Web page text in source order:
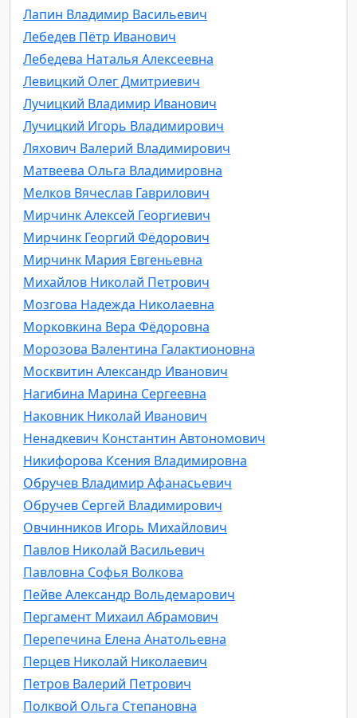
Лапин Владимир Васильевич
Лебедев Пётр Иванович
Лебедева Наталья Алексеевна
Левицкий Олег Дмитриевич
Лучицкий Владимир Иванович
Лучицкий Игорь Владимирович
Ляхович Валерий Владимирович
Матвеева Ольга Владимировна
Мелков Вячеслав Гаврилович
Мирчинк Алексей Георгиевич
Мирчинк Георгий Фёдорович
Мирчинк Мария Евгеньевна
Михайлов Николай Петрович
Мозгова Надежда Николаевна
Морковкина Вера Фёдоровна
Морозова Валентина Галактионовна
Москвитин Александр Иванович
Нагибина Марина Сергеевна
Наковник Николай Иванович
Ненадкевич Константин Автономович
Никифорова Ксения Владимировна
Обручев Владимир Афанасьевич
Обручев Сергей Владимирович
Овчинников Игорь Михайлович
Павлов Николай Васильевич
Павловна Софья Волкова
Пейве Александр Вольдемарович
Пергамент Михаил Абрамович
Перепечина Елена Анатольевна
Перцев Николай Николаевич
Петров Валерий Петрович
Полквой Ольга Степановна